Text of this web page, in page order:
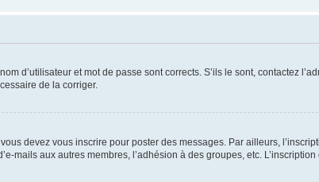
d’utilisateur et mot de passe sont corrects. S’ils le sont, contactez
de la corriger.
devez vous inscrire pour poster des messages. Par ailleurs,
mails aux autres membres, l’adhésion à des groupes, etc.